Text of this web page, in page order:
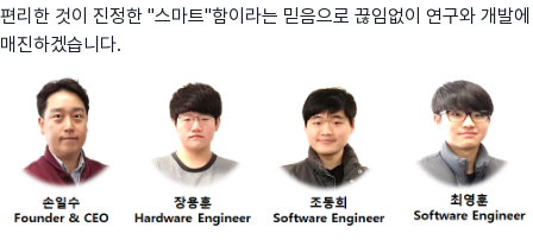
편리한 것이 진정한 "스마트"함이라는 믿음으로 끊임없이 연구와 개발에
매진하겠습니다.